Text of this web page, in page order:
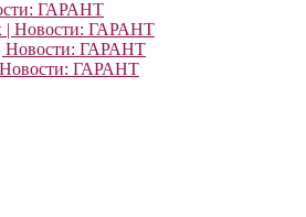
ГАРАНТ
| Новости: ГАРАНТ
| Новости: ГАРАНТ
Новости: ГАРАНТ